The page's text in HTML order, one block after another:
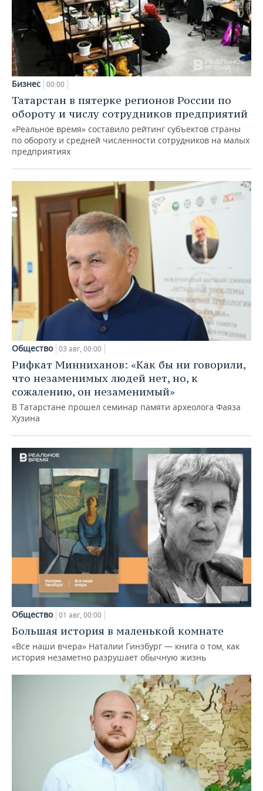
Бизнес 00:00
Татарстан в пятерке регионов России по
обороту и числу сотрудников предприятий
«Реальное время» составило рейтинг субъектов страны
по обороту и средней численности сотрудников на малых
предприятиях
Общество 03 авг, 00:00
Рифкат Минниханов: «Как бы ни говорили,
что незаменимых людей нет, но, к
сожалению, он незаменимый»
В Татарстане прошел семинар памяти археолога Фаяза
Хузина
Общество 01 авг, 00:00
Большая история в маленькой комнате
«Все наши вчера» Наталии Гинзбург — книга о том, как
история незаметно разрушает обычную жизнь